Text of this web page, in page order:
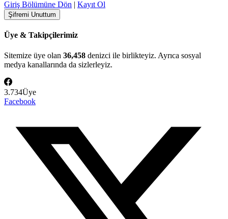
Giriş Bölümüne Dön | Kayıt Ol
Üye & Takipçilerimiz
Sitemize üye olan 36,458 denizci ile birlikteyiz. Ayrıca sosyal
medya kanallarında da sizlerleyiz.
3.734Üye
Facebook